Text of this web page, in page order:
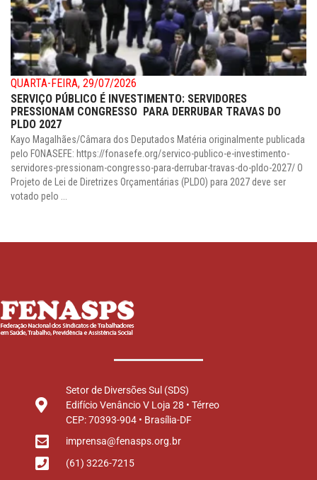
QUARTA-FEIRA, 29/07/2026
SERVIÇO PÚBLICO É INVESTIMENTO: SERVIDORES
PRESSIONAM CONGRESSO PARA DERRUBAR TRAVAS DO
PLDO 2027
Kayo Magalhães/Câmara dos Deputados Matéria originalmente publicada
pelo FONASEFE: https://fonasefe.org/servico-publico-e-investimento-
servidores-pressionam-congresso-para-derrubar-travas-do-pldo-2027/ O
Projeto de Lei de Diretrizes Orçamentárias (PLDO) para 2027 deve ser
votado pelo ...
Setor de Diversões Sul (SDS)
Edifício Venâncio V Loja 28 • Térreo
CEP: 70393-904 • Brasília-DF
imprensa@fenasps.org.br
(61) 3226-7215